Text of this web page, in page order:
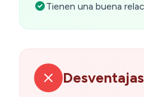
Tienen una buena
Desventajas